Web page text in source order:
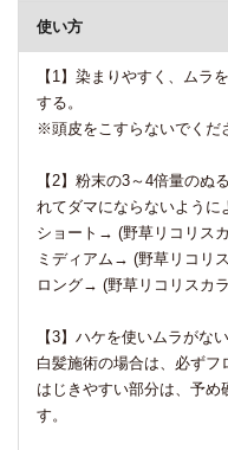
使い方
【1】染まりやすく、ムラ
する。
※頭皮をこすらないでくだ
【2】粉末の3～4倍量の
れてダマにならないように
ショート→ (野草リコリス
ミディアム→ (野草リコリ
ロング→ (野草リコリスカ
【3】ハケを使いムラがな
白髪施術の場合は、必ずフ
はじきやすい部分は、予め
す。